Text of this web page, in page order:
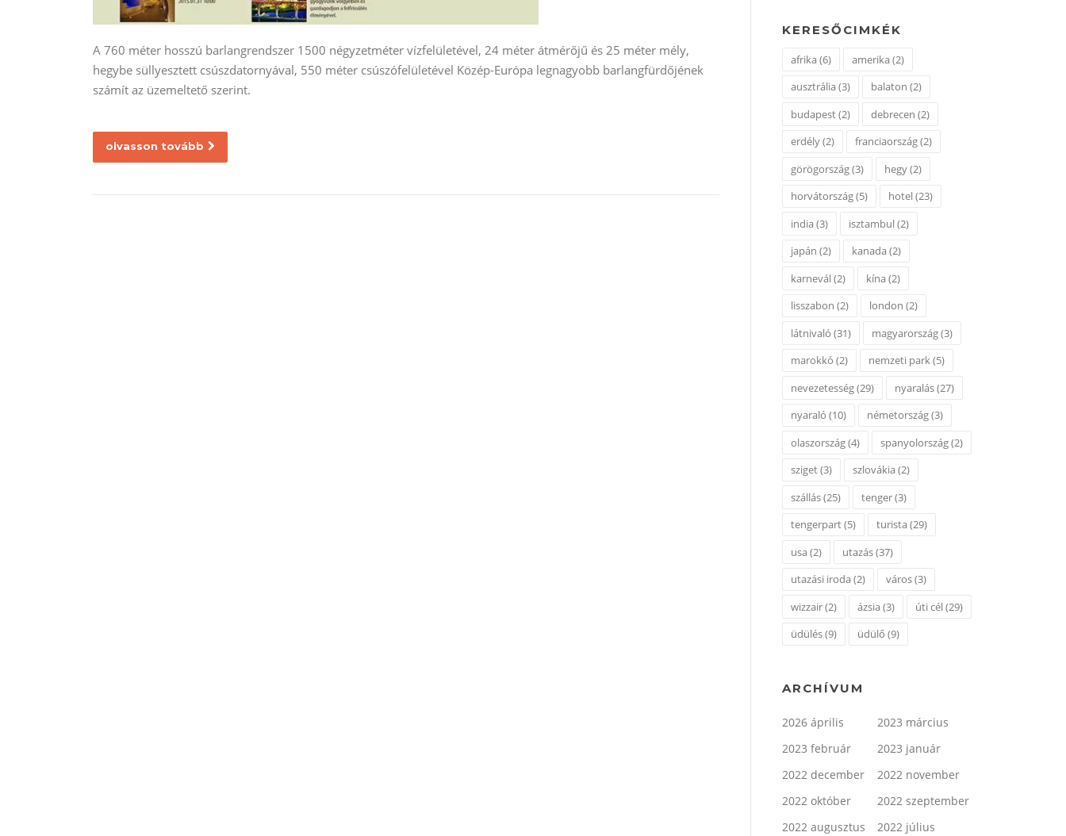
A 760 méter hosszú barlangrendszer 1500 négyzetméter vízfelületével, 24 méter átmérőjű és 25 méter mély,
hegybe süllyesztett csúszdatornyával, 550 méter csúszófelületével Közép-Európa legnagyobb barlangfürdőjének
számít az üzemeltető szerint.
olvasson tovább
KERESŐCIMKÉK
afrika(6) amerika(2)
ausztrália(3) balaton (2)
budapest(2) debrecen (2)
erdély(2) franciaország(2)
görögország(3) hegy(2)
horvátország(5) hotel(23)
india(3) isztambul(2)
japán (2) kanada(2)
karnevál(2) kína(2)
lisszabon (2) london (2)
látnivaló (31) magyarország(3)
marokkó (2) nemzeti park(5)
nevezetesség(29) nyaralás(27)
nyaraló (10) németország(3)
olaszország(4) spanyolország(2)
sziget(3) szlovákia(2)
szállás(25) tenger(3)
tengerpart(5) turista(29)
usa(2) utazás(37)
utazási iroda(2) város(3)
wizzair(2) ázsia(3) úti cél(29)
üdülés(9) üdülő (9)
ARCHÍVUM
2026 április
2023 március
2023 február
2023 január
2022 december
2022 november
2022 október
2022 szeptember
2022 augusztus
2022 július